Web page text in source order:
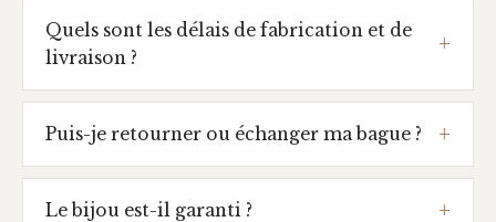
Quels sont les délais de fabrication et de
livraison ?
Puis-je retourner ou échanger ma bague ?
Le bijou est-il garanti ?